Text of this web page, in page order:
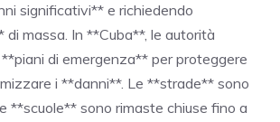
significativi** e richiedendo
massa. In **Cuba**, le autorità
di emergenza** per proteggere
i **danni**. Le **strade** sono
**scuole** sono rimaste chiuse fino a